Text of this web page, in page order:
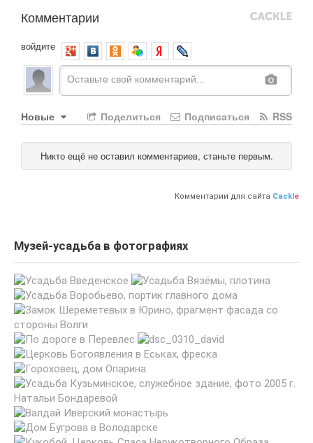
Комментарии
войдите
Новые RSS
Подписаться
Поделиться
Никто ещё не оставил комментариев, станьте первым.
Комментарии для сайта Cackl e
Музей-усадьба в фотографиях